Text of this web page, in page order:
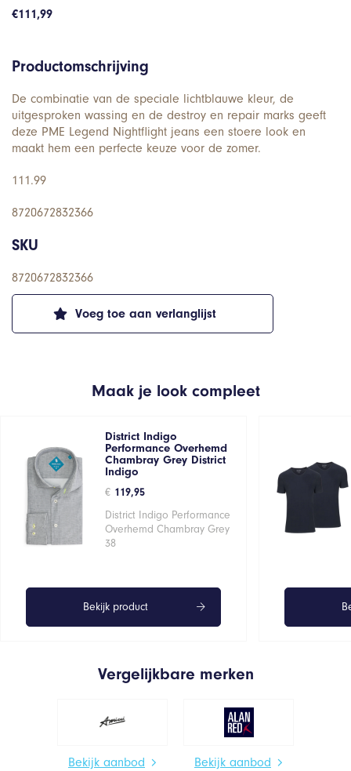
€111,99
Voeg toe aan verlanglijst
Productomschrijving
De combinatie van de speciale lichtblauwe kleur, de
uitgesproken wassing en de destroy en repair marks geeft
deze PME Legend Nightflight jeans een stoere look en
maakt hem een perfecte keuze voor de zomer.
111.99
8720672832366
SKU
8720672832366
Maak je look compleet
District Indigo
Performance Overhemd
Chambray Grey District
Indigo
€ 119,95
District Indigo Performance
Overhemd Chambray Grey
38
Bekijk product
Vergelijkbare merken
Bekijk aanbod Bekijk aanbod